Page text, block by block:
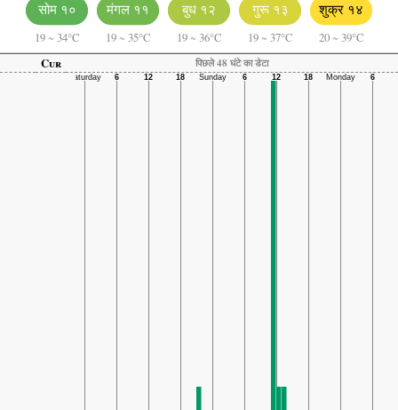
सोम १०
19 ~ 34°C
मंगल ११
19 ~ 35°C
बुध १२
19 ~ 36°C
गुरू १३
19 ~ 37°C
शुक्र १४
20 ~ 39°C
Cur
पिछले 48 घंटे का डेटा